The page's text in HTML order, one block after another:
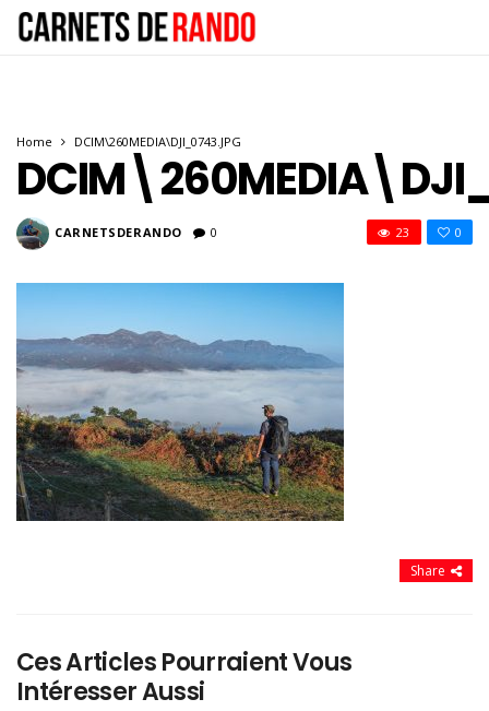
Home DCIM\260MEDIA\DJI_0743.JPG
CARNETSDERANDO 0 0
23
Share
Ces Articles Pourraient Vous
Intéresser Aussi